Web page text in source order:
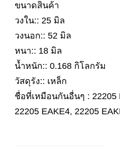
ขนาดสินค้า
วงใน:: 25 มิล
วงนอก:: 52 มิล
หนา:: 18 มิล
น้ำหนัก:: 0.168 กิโลกรัม
วัสดุรัง:: เหล็ก
ชื่อที่เหมือนกันอื่นๆ : 22205
22205 EAKE4, 22205